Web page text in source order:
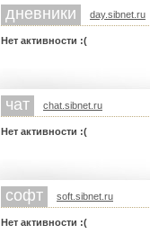
дневники day.sibnet.ru
Нет активности :(
чат chat.sibnet.ru
Нет активности :(
софт soft.sibnet.ru
Нет активности :(